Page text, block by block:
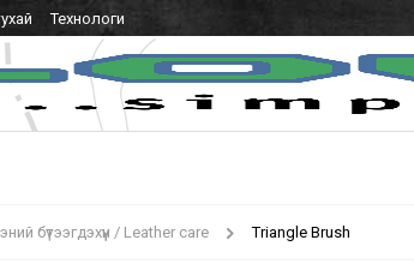
Технологи
бүтээгдэхүүн / Leather care Triangle Brush